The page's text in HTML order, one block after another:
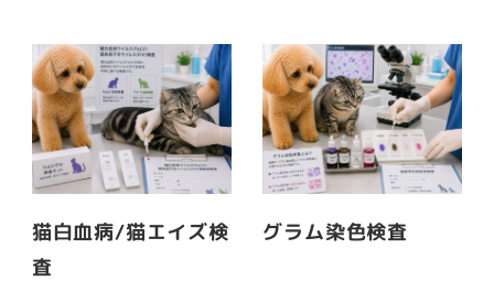
猫白血病/猫エイズ検
査
グラム染色検査